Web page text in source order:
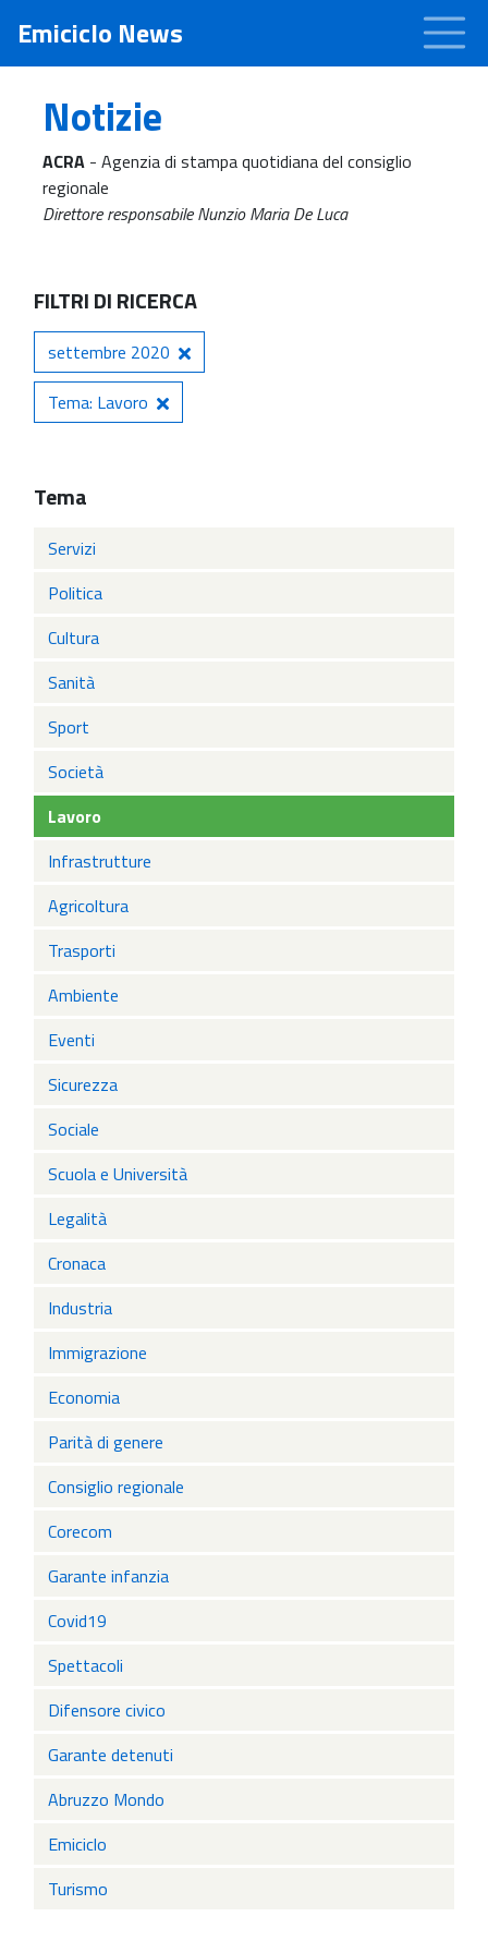
Emiciclo News
Notizie
ACRA - Agenzia di stampa quotidiana del consiglio
regionale
Direttore responsabile Nunzio Maria De Luca
FILTRI DI RICERCA
settembre 2020
Tema: Lavoro
Tema
Servizi
Politica
Cultura
Sanità
Sport
Società
Lavoro
Infrastrutture
Agricoltura
Trasporti
Ambiente
Eventi
Sicurezza
Sociale
Scuola e Università
Legalità
Cronaca
Industria
Immigrazione
Economia
Parità di genere
Consiglio regionale
Corecom
Garante infanzia
Covid19
Spettacoli
Difensore civico
Garante detenuti
Abruzzo Mondo
Emiciclo
Turismo